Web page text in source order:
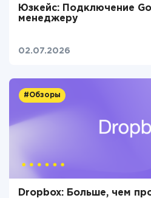
Юзкейс: Подключение
менеджеру
02.07.2026
#Обзоры
Dropbox: Больше, чем